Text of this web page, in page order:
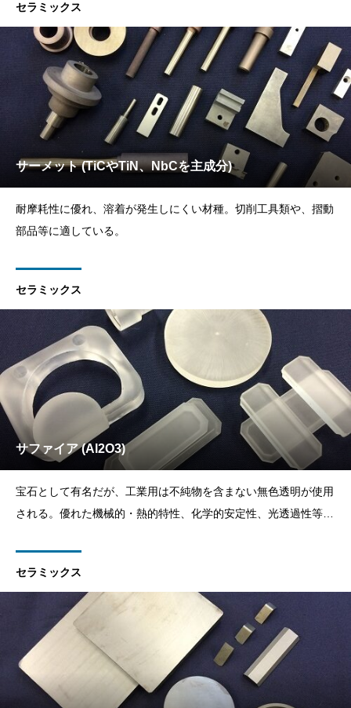
セラミックス
サーメット (TiCやTiN、NbCを主成分)
耐摩耗性に優れ、溶着が発生しにくい材種。切削工具類や、摺動
部品等に適している。
セラミックス
サファイア (Al2O3)
宝石として有名だが、工業用は不純物を含まない無色透明が使用
される。優れた機械的・熱的特性、化学的安定性、光透過性等を
セラミックス